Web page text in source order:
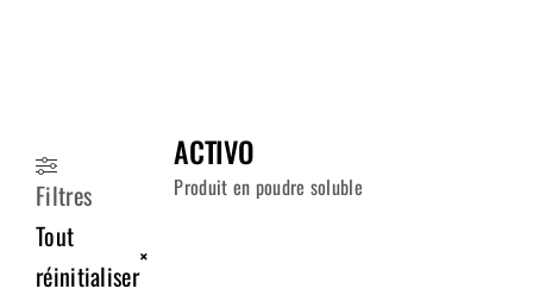
ACTIVO
Produit en poudre soluble
Filtres
Tout
réinitialiser
×